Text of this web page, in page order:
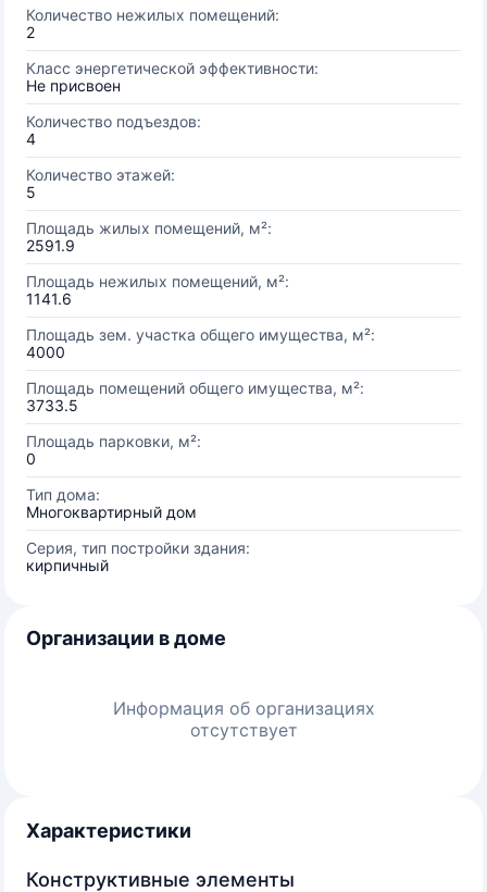
Количество нежилых помещений:
2
Класс энергетической эффективности:
Не присвоен
Количество подъездов:
4
Количество этажей:
5
Площадь жилых помещений, м²:
2591.9
Площадь нежилых помещений, м²:
1141.6
Площадь зем. участка общего имущества, м²:
4000
Площадь помещений общего имущества, м²:
3733.5
Площадь парковки, м²:
0
Тип дома:
Многоквартирный дом
Серия, тип постройки здания:
кирпичный
Организации в доме
Информация об организациях
отсутствует
Характеристики
Конструктивные элементы